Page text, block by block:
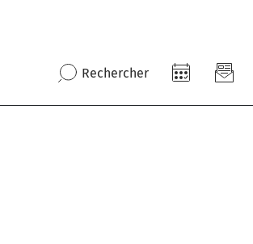
Rechercher